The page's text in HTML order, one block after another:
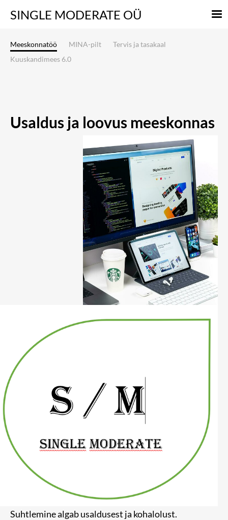
SINGLE MODERATE OÜ
Meeskonnatöö MINA-pilt
Tervis ja tasakaal
Kuuskandimees 6.0
Usaldus ja loovus meeskonnas
Suhtlemine algab usaldusest ja kohalolust.